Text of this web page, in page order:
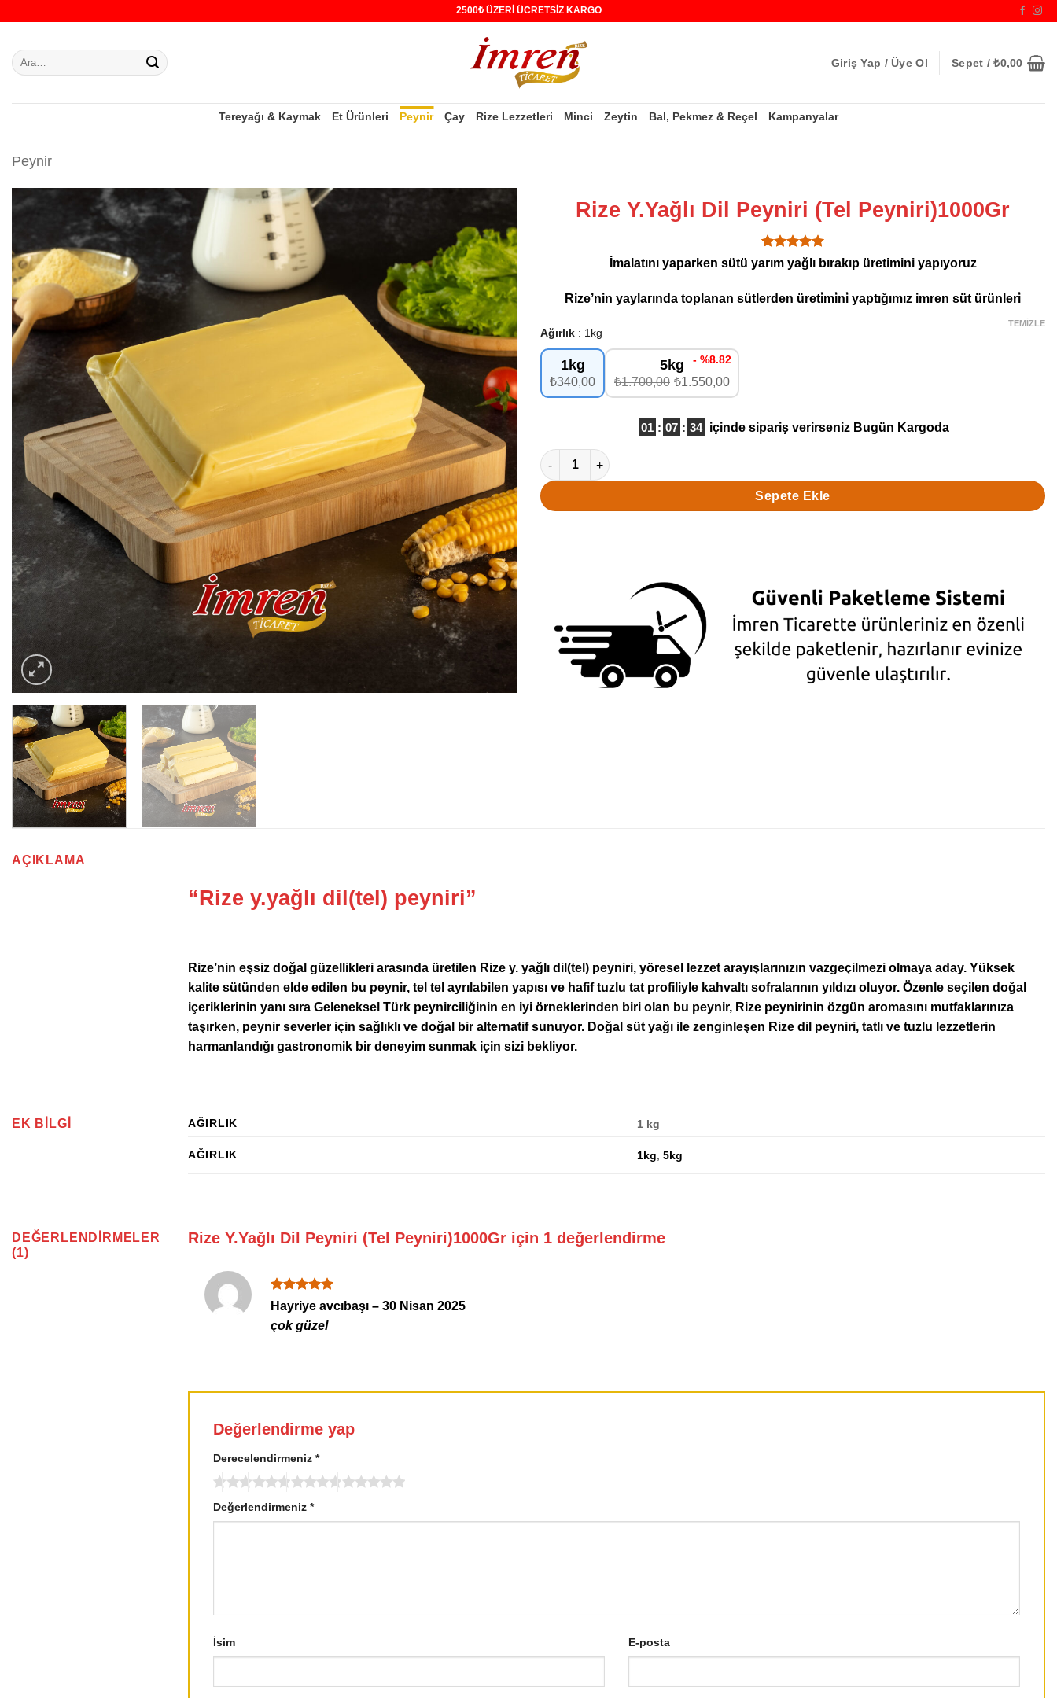
2500₺ ÜZERİ ÜCRETSİZ KARGO
Ara:
Giriş Yap / Üye Ol Sepet /₺0,00
Tereyağı & Kaymak Et Ürünleri Peynir Çay Rize Lezzetleri Minci Zeytin Bal, Pekmez & Reçel Kampanyalar
Peynir
Rize Y.Yağlı Dil Peyniri (Tel Peyniri)1000Gr
1
müşteri
puanına
5 üzerinden
İmalatını yaparken sütü yarım yağlı bırakıp üretimini yapıyoruz
Rize’nin yaylarında toplanan sütlerden üreti̇mi̇ni̇ yaptığımız imren süt ürünleri̇
Ağırlık 1kg
1kg
₺340,00
5kg
₺1.700,00
- %8.82
₺1.550,00
TEMIZLE
01 : 07 : 33 içinde sipariş verirseniz Bugün Kargoda
Rize Y.Yağlı Dil Peyniri (Tel Peyniri)1000Gr adet
Sepete Ekle
AÇIKLAMA
“Rize y.yağlı dil(tel) peyniri”
Rize’nin eşsiz doğal güzellikleri arasında üretilen Rize y. yağlı dil(tel) peyniri, yöresel lezzet arayışlarınızın vazgeçilmezi olmaya aday. Yüksek
kalite sütünden elde edilen bu peynir, tel tel ayrılabilen yapısı ve hafif tuzlu tat profiliyle kahvaltı sofralarının yıldızı oluyor. Özenle seçilen doğal
içeriklerinin yanı sıra Geleneksel Türk peynirciliğinin en iyi örneklerinden biri olan bu peynir, Rize peynirinin özgün aromasını mutfaklarınıza
taşırken, peynir severler için sağlıklı ve doğal bir alternatif sunuyor. Doğal süt yağı ile zenginleşen Rize dil peyniri, tatlı ve tuzlu lezzetlerin
harmanlandığı gastronomik bir deneyim sunmak için sizi bekliyor.
EK BILGI AĞIRLIK 1 kg
AĞIRLIK 1kg,5kg
DEĞERLENDIRMELER
(1)
Rize Y.Yağlı Dil Peyniri (Tel Peyniri)1000Gr için 1 değerlendirme
5 üzerinden
oy aldı
Hayriye avcıbaşı – 30 Nisan 2025
çok güzel
Değerlendirme yap
Derecelendirmeniz *
Değerlendirmeniz *
İsim E-posta